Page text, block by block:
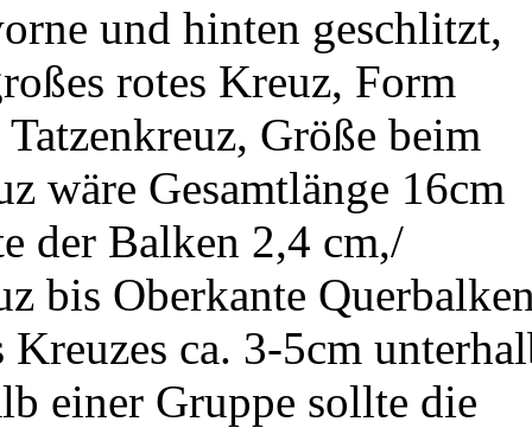
und hinten geschlitzt,
rotes Kreuz, Form
Größe beim
wäre Gesamtlänge 16cm
der Balken 2,4 cm,/
bis Oberkante
ca. 3-5cm
einer Gruppe sollte die